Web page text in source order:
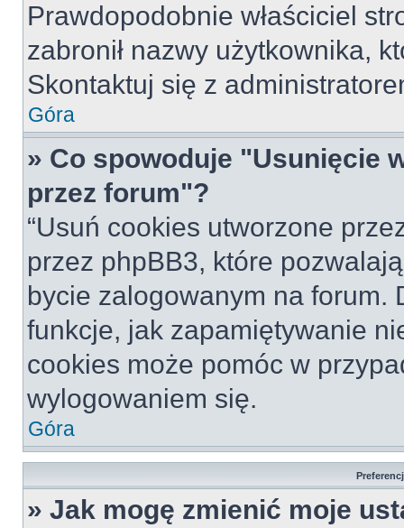
Prawdopodobnie właściciel
zabronił nazwy użytkownika,
Skontaktuj się z
Góra
» Co spowoduje "Usunięcie
przez forum"?
“Usuń cookies utworzone
przez phpBB3, które
bycie zalogowanym na forum.
funkcje, jak zapamiętywanie
cookies może pomóc w
wylogowaniem się.
Góra
» Jak mogę zmienić moje